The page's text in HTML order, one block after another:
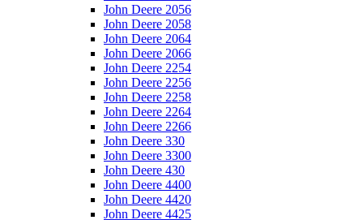
John Deere 2056
John Deere 2058
John Deere 2064
John Deere 2066
John Deere 2254
John Deere 2256
John Deere 2258
John Deere 2264
John Deere 2266
John Deere 330
John Deere 3300
John Deere 430
John Deere 4400
John Deere 4420
John Deere 4425